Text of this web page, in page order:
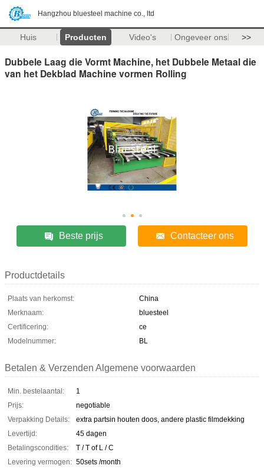
Hangzhou bluesteel machine co., ltd
Huis Producten Video's Ongeveer ons >>
Dubbele Laag die Vormt Machine, het Dubbele Metaal die
van het Dekblad Machine vormen Rolling
Beste prijs Contacteer ons
Productdetails
Plaats van herkomst:
China
Merknaam:
bluesteel
Certificering:
ce
Modelnummer:
BL
Betalen & Verzenden Algemene voorwaarden
Min. bestelaantal:
1
Prijs:
negotiable
Verpakking Details:
extra partsin houten doos, andere plastic filmdekking
Levertijd:
45 dagen
Betalingscondities:
T / T of L / C
Levering vermogen: 50sets /month